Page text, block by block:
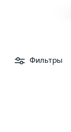
Фильтры